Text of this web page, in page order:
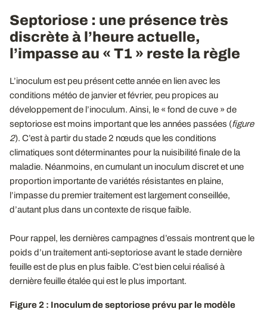
Septoriose : une présence très
discrète à l’heure actuelle,
l’impasse au « T1 » reste la règle
L’inoculum est peu présent cette année en lien avec les
conditions météo de janvier et février, peu propices au
développement de l’inoculum. Ainsi, le « fond de cuve » de
septoriose est moins important que les années passées (figure
2). C’est à partir du stade 2 nœuds que les conditions
climatiques sont déterminantes pour la nuisibilité finale de la
maladie. Néanmoins, en cumulant un inoculum discret et une
proportion importante de variétés résistantes en plaine,
l’impasse du premier traitement est largement conseillée,
d’autant plus dans un contexte de risque faible.
Pour rappel, les dernières campagnes d’essais montrent que le
poids d’un traitement anti-septoriose avant le stade dernière
feuille est de plus en plus faible. C’est bien celui réalisé à
dernière feuille étalée qui est le plus important.
Figure 2 : Inoculum de septoriose prévu par le modèle